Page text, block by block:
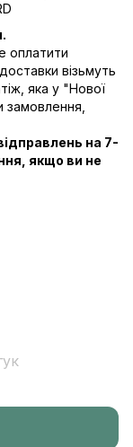
оплатити
візьмуть
яка у "Нової
на 7-
якщо ви не